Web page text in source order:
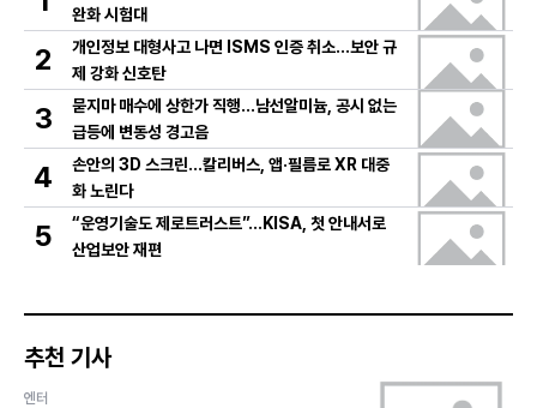
완화 시험대
2
개인정보 대형사고 나면 ISMS 인증 취소…보안 규
제 강화 신호탄
3
묻지마 매수에 상한가 직행…남선알미늄, 공시 없는
급등에 변동성 경고음
4
손안의 3D 스크린…칼리버스, 앱·필름로 XR 대중
화 노린다
5
“운영기술도 제로트러스트”…KISA, 첫 안내서로
산업보안 재편
추천 기사
엔터